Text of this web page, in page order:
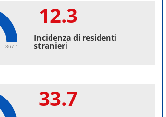
367.1
12.3
Incidenza di residenti
stranieri
33.7